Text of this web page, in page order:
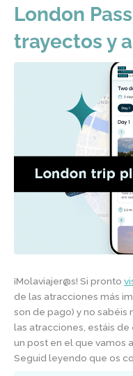
London
trayectos y
¡Molaviajer@s! Si pronto
de las atracciones más
son de pago) y no sabéis
las atracciones, estáis
un post en el que vamos
Seguid leyendo que os